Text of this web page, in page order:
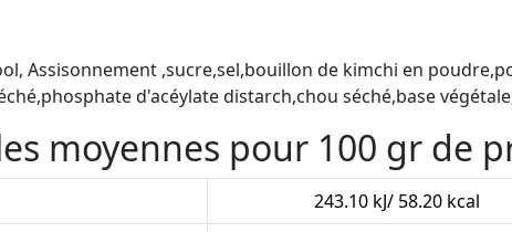
Assisonnement ,sucre,sel,bouillon de kimchi en
d'acéylate distarch,chou séché,base
moyennes pour 100 gr de
243.10 kJ/ 58.20 kcal